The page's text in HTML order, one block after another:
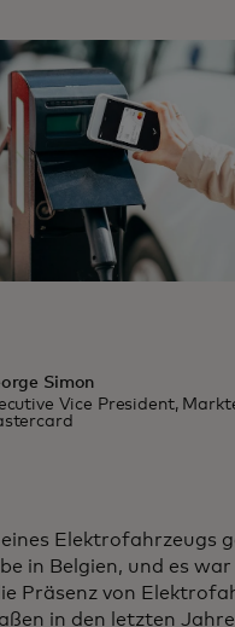
Simon
Vice President,
Elektrofahrzeugs
in Belgien, und es
Präsenz von
in den letzten